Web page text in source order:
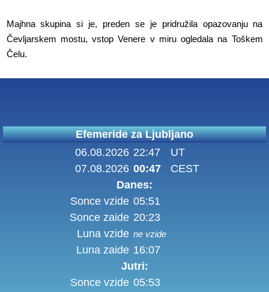
Majhna skupina si je, preden se je pridružila opazovanju na
Čevljarskem mostu, vstop Venere v miru ogledala na Toškem
Čelu.
Efemeride za Ljubljano
06.08.2026 22:47
UT
07.08.2026 00:47
CEST
Danes:
Sonce vzide 05:51
Sonce zaide 20:23
Luna vzide ne vzide
Luna zaide 16:07
Jutri:
Sonce vzide 05:53